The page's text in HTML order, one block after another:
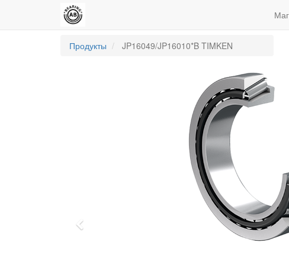
Продукты JP16049/JP16010*B TIMKEN